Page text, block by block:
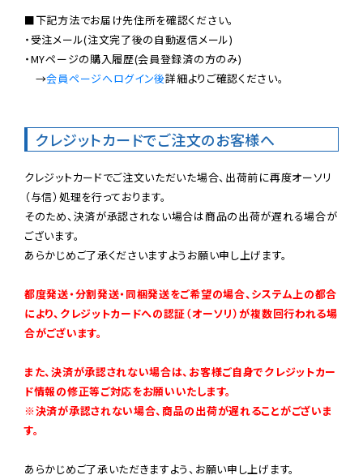
■下記方法でお届け先住所を確認ください。
・受注メール(注文完了後の自動返信メール)
・MYページの購入履歴(会員登録済の方のみ)
→会員ページへログイン後詳細よりご確認ください。
クレジットカードでご注文のお客様へ
クレジットカードでご注文いただいた場合、出荷前に再度オーソリ
（与信）処理を行っております。
そのため、決済が承認されない場合は商品の出荷が遅れる場合が
ございます。
あらかじめご了承くださいますようお願い申し上げます。
都度発送・分割発送・同梱発送をご希望の場合、システム上の都合
により、クレジットカードへの認証（オーソリ）が複数回行われる場
合がございます。
また、決済が承認されない場合は、お客様ご自身でクレジットカー
ド情報の修正等ご対応をお願いいたします。
※決済が承認されない場合、商品の出荷が遅れることがございま
す。
あらかじめご了承いただきますよう、お願い申し上げます。